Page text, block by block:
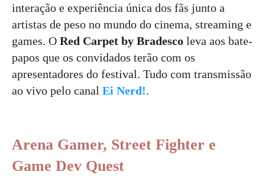
interação e experiência única dos fãs junto a
artistas de peso no mundo do cinema, streaming e
games. O Red Carpet by Bradesco leva aos bate-
papos que os convidados terão com os
apresentadores do festival. Tudo com transmissão
ao vivo pelo canal Ei Nerd!.
Arena Gamer, Street Fighter e
Game Dev Quest